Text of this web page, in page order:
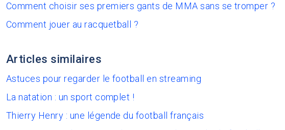
Comment choisir ses premiers gants de MMA sans se tromper ?
Comment jouer au racquetball ?
Articles similaires
Astuces pour regarder le football en streaming
La natation : un sport complet !
Thierry Henry : une légende du football français